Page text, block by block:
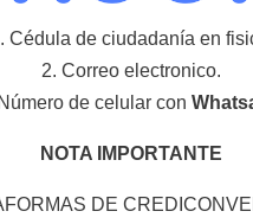
Cédula de ciudadanía en
2. Correo electronico.
de celular con
NOTA IMPORTANTE
DE